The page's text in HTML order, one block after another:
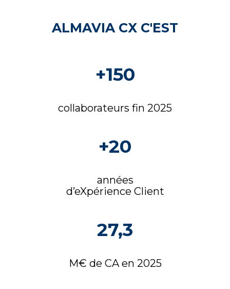
ALMAVIA CX C'EST
+150
collaborateurs fin 2025
+20
années
d’eXpérience Client
27,3
M€ de CA en 2025